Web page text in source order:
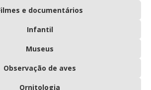
e documentários
Infantil
Museus
Observação de aves
Ornitologia